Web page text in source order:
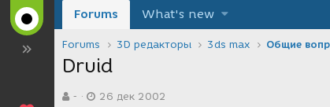
Forums What's new
Forums 3D редакторы 3ds max Общие
Druid
в-
а
26 дек 2002